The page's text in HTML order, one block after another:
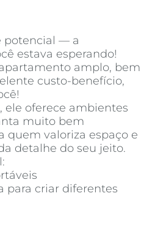
potencial — a
estava esperando!
amplo, bem
custo-benefício,
ele oferece ambientes
muito bem
quem valoriza espaço e
detalhe do seu jeito.
para criar diferentes